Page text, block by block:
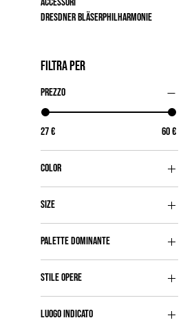
Accessori
Dresdner Bläserphilharmonie
FILTRA PER
Prezzo
27 € 60 €
Color
Black
Heather Midnight Navy
Size
2XL
3XL
5XL
PALETTE DOMINANTE
Bianco
Blu
Grigio
STILE OPERE
Astratte
LUOGO INDICATO